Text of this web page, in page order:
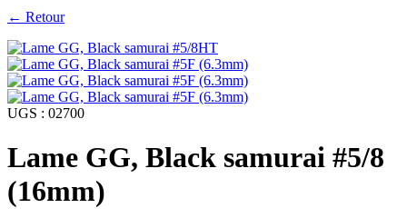
← Retour
UGS : 02700
Lame GG, Black samurai #5/8
(16mm)